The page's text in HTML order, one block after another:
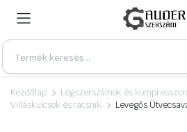
Kezdőlap
Légszerszámok és
Villáskulcsok és racsnik
Levegős